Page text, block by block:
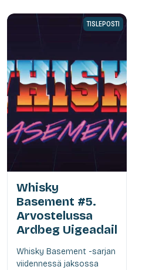
TISLEPOSTI
Whisky
Basement #5.
Arvostelussa
Ardbeg Uigeadail
Whisky Basement -sarjan
viidennessä jaksossa